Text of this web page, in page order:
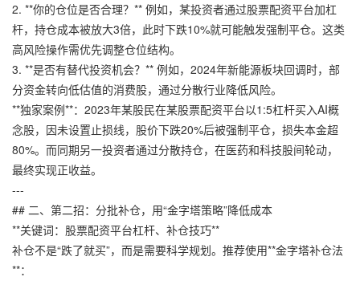
2. **你的仓位是否合理？** 例如，某投资者通过股票配资平台加杠
杆，持仓成本被放大3倍，此时下跌10%就可能触发强制平仓。这类
高风险操作需优先调整仓位结构。
3. **是否有替代投资机会？** 例如，2024年新能源板块回调时，部
分资金转向低估值的消费股，通过分散行业降低风险。
**独家案例**：2023年某股民在某股票配资平台以1:5杠杆买入AI概
念股，因未设置止损线，股价下跌20%后被强制平仓，损失本金超
80%。而同期另一投资者通过分散持仓，在医药和科技股间轮动，
最终实现正收益。
---
## 二、第二招：分批补仓，用“金字塔策略”降低成本
**关键词：股票配资平台杠杆、补仓技巧**
补仓不是“跌了就买”，而是需要科学规划。推荐使用**金字塔补仓法
**：